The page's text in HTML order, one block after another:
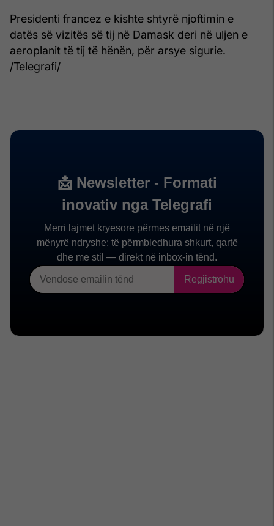
Presidenti francez e kishte shtyrë njoftimin e
datës së vizitës së tij në Damask deri në uljen e
aeroplanit të tij të hënën, për arsye sigurie.
/Telegrafi/